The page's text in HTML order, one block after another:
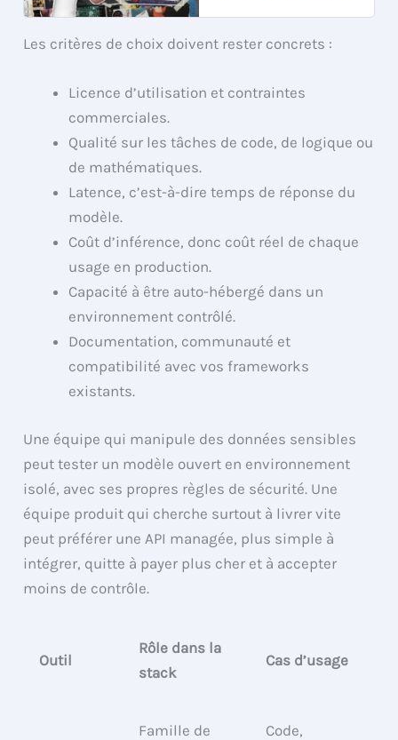
Les critères de choix doivent rester concrets :
Licence d’utilisation et contraintes
commerciales.
Qualité sur les tâches de code, de logique ou
de mathématiques.
Latence, c’est-à-dire temps de réponse du
modèle.
Coût d’inférence, donc coût réel de chaque
usage en production.
Capacité à être auto-hébergé dans un
environnement contrôlé.
Documentation, communauté et
compatibilité avec vos frameworks
existants.
Une équipe qui manipule des données sensibles
peut tester un modèle ouvert en environnement
isolé, avec ses propres règles de sécurité. Une
équipe produit qui cherche surtout à livrer vite
peut préférer une API managée, plus simple à
intégrer, quitte à payer plus cher et à accepter
moins de contrôle.
Outil
Rôle dans la
stack
Cas d’usage
Famille de
Code,